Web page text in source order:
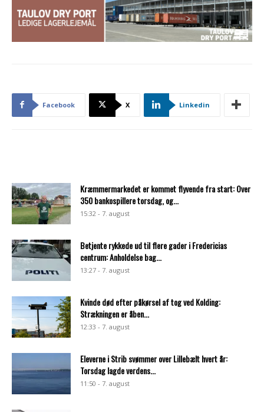
Facebook X Linkedin
Kræmmermarkedet er kommet flyvende fra start: Over
350 bankospillere torsdag, og...
15:32 - 7. august
Betjente rykkede ud til flere gader i Fredericias
centrum: Anholdelse bag...
13:27 - 7. august
Kvinde død efter påkørsel af tog ved Kolding:
Strækningen er åben...
12:33 - 7. august
Eleverne i Strib svømmer over Lillebælt hvert år:
Torsdag lagde verdens...
11:50 - 7. august